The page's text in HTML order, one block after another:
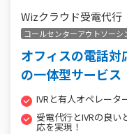
Wizクラウド受電代行
コールセンターアウトソーシ
オフィスの電話
の一体型サービス
IVRと有人オペレータ
受電代行とIVRの良
応を実現！